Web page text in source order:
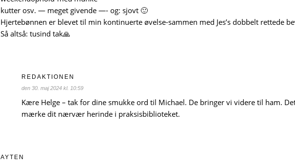
kutter osv. — meget givende —- og: sjovt 🙂
Hjertebønnen er blevet til min kontinuerte øvelse-sammen med Jes’s dobbelt rettede
Så altså: tusind tak🙏
REDAKTIONEN
den 30. maj 2024 kl. 10:59
Kære Helge – tak for dine smukke ord til Michael. De bringer vi videre til ham.
mærke dit nærvær herinde i praksisbiblioteket.
AYTEN